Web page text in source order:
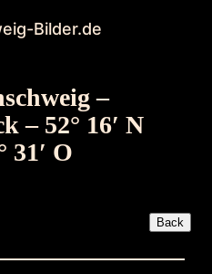
Bilder.de
–
– 52° 16′ N
31′ O